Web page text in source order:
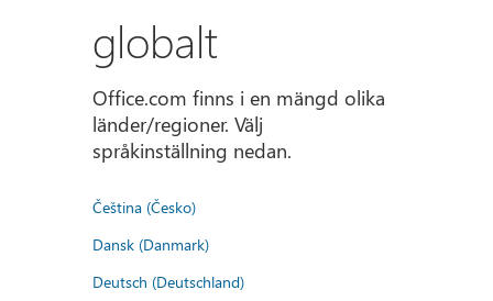
globalt
Office.com finns i en mängd olika
länder/regioner. Välj
språkinställning nedan.
Čeština (Česko)
Dansk (Danmark)
Deutsch (Deutschland)